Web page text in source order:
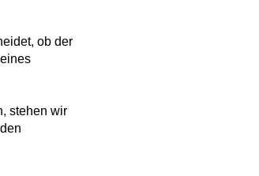
ob der
stehen wir